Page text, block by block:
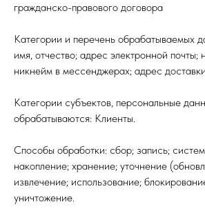
гражданско-правового договора
Категории и перечень обрабатываемых
имя, отчество; адрес электронной почты;
никнейм в мессенджерах; адрес
Категории субъектов, персональные
обрабатываются: Клиенты.
Способы обработки: сбор; запись;
накопление; хранение; уточнение
извлечение; использование;
уничтожение.